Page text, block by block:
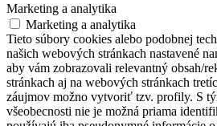
Marketing a analytika
Marketing a analytika
Tieto súbory cookies alebo podobnej
našich webových stránkach nastavené
aby vám zobrazovali relevantný obsah/
stránkach aj na webových stránkach
záujmov možno vytvoriť tzv. profily. S
všeobecnosti nie je možná priama